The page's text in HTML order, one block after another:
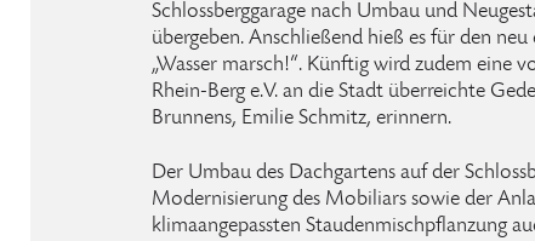
Schlossberggarage nach Umbau und
übergeben. Anschließend hieß es für den
„Wasser marsch!“. Künftig wird zudem eine
Rhein-Berg e.V. an die Stadt überreichte
Brunnens, Emilie Schmitz, erinnern.
Der Umbau des Dachgartens auf der
Modernisierung des Mobiliars sowie der
klimaangepassten Staudenmischpflanzung